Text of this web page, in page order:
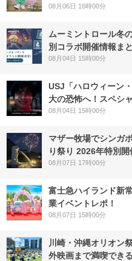
08月06日 16時00分
ムーミントロール冬
別コラボ開催情報ま
08月04日 15時00分
USJ「ハロウィーン
大の恐怖へ！スペシ
08月04日 15時00分
マザー牧場でシンガ
り祭り 2026年特別開
08月07日 17時00分
富士急ハイランド新
業イベントレポ！
08月07日 15時00分
川崎・沖縄オリオン
外映画まで満喫でき